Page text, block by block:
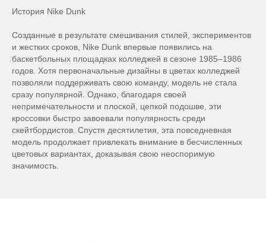
История Nike Dunk
Созданные в результате смешивания стилей, экспериментов
и жестких сроков, Nike Dunk впервые появились на
баскетбольных площадках колледжей в сезоне 1985–1986
годов. Хотя первоначальные дизайны в цветах колледжей
позволяли поддерживать свою команду, модель не стала
сразу популярной. Однако, благодаря своей
непримечательности и плоской, цепкой подошве, эти
кроссовки быстро завоевали популярность среди
скейтбордистов. Спустя десятилетия, эта повседневная
модель продолжает привлекать внимание в бесчисленных
цветовых вариантах, доказывая свою неоспоримую
значимость.